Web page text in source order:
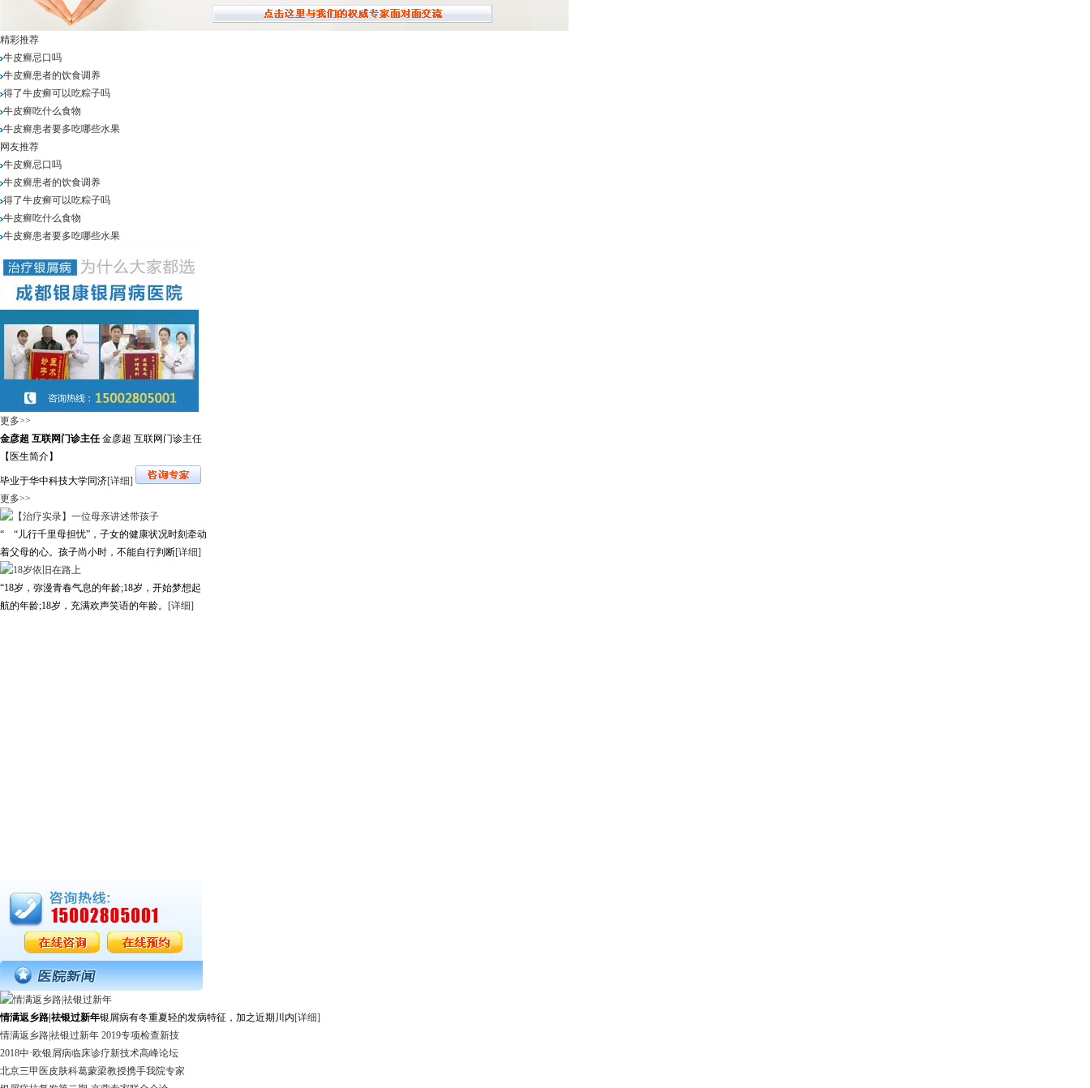
精彩推荐
牛皮癣忌口吗
牛皮癣患者的饮食调养
得了牛皮癣可以吃粽子吗
牛皮癣吃什么食物
牛皮癣患者要多吃哪些水果
网友推荐
牛皮癣忌口吗
牛皮癣患者的饮食调养
得了牛皮癣可以吃粽子吗
牛皮癣吃什么食物
牛皮癣患者要多吃哪些水果
更多>>
金彦超 互联网门诊主任 金彦超 互联网门诊主任
【医生简介】
毕业于华中科技大学同济[详细]
更多>>
“ “儿行千里母担忧”，子女的健康状况时刻牵动
着父母的心。孩子尚小时，不能自行判断[详细]
“18岁，弥漫青春气息的年龄;18岁，开始梦想起
航的年龄;18岁，充满欢声笑语的年龄。 [详细]
情满返乡路|祛银过新年银屑病有冬重夏轻的发病特征，加之近期川内[详细]
情满返乡路|祛银过新年 2019专项检查新技
2018中·欧银屑病临床诊疗新技术高峰论坛
北京三甲医皮肤科葛蒙梁教授携手我院专家